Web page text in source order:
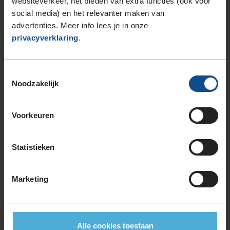
social media) en het relevanter maken van
advertenties. Meer info lees je in onze
privacyverklaring.
Noodzakelijk
Voorkeuren
Statistieken
Marketing
Alle cookies toestaan
Wil je nog meer informatie over het
bandenlabel van deze band, klik dan
Kies je
€ 40,-